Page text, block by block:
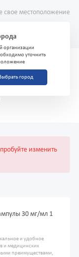
свое местоположение
организации
уточнить
город
ТЕЛУМ
изменить
30 мг/мл 1
и удобное
и медицинских
преимуществами,